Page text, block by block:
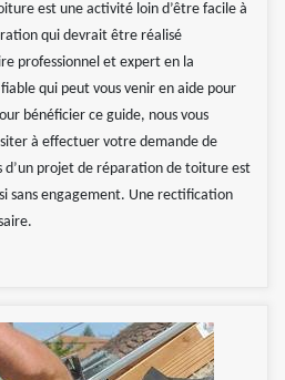
est une activité loin d’être facile à
qui devrait être réalisé
professionnel et expert en la
qui peut vous venir en aide pour
bénéficier ce guide, nous vous
à effectuer votre demande de
d’un projet de réparation de toiture est
sans engagement. Une rectification